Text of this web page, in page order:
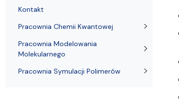
Kontakt
Pracownia Chemii Kwantowej
Pracownia Modelowania
Molekularnego
Pracownia Symulacji Polimerów